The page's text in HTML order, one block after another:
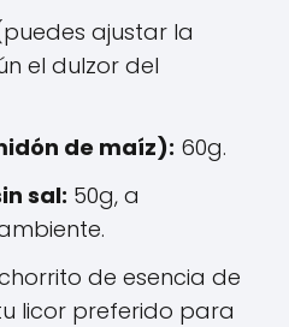
ajustar la
el dulzor del
de maíz): 60g.
sal: 50g, a
de esencia de
licor preferido para